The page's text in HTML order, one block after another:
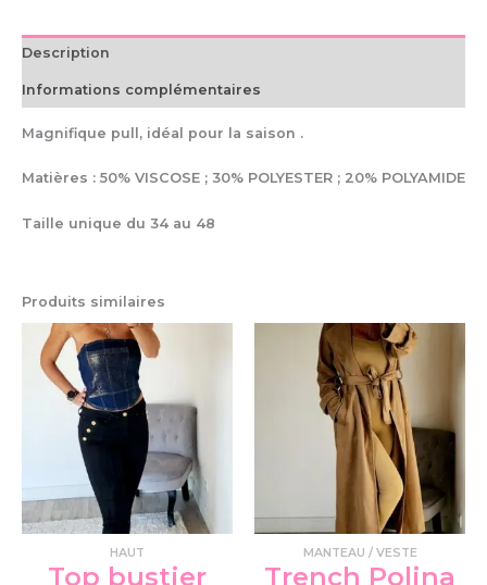
Description
Informations complémentaires
Magnifique pull, idéal pour la saison .
Matières : 50% VISCOSE ; 30% POLYESTER ; 20% POLYAMIDE
Taille unique du 34 au 48
Produits similaires
HAUT
Top bustier
MANTEAU / VESTE
Trench Polina